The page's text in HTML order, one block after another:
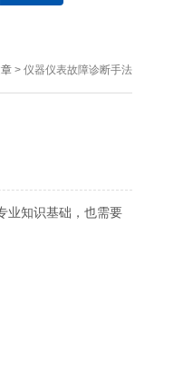
> 仪器仪表故障诊断手法
业知识基础，也需要